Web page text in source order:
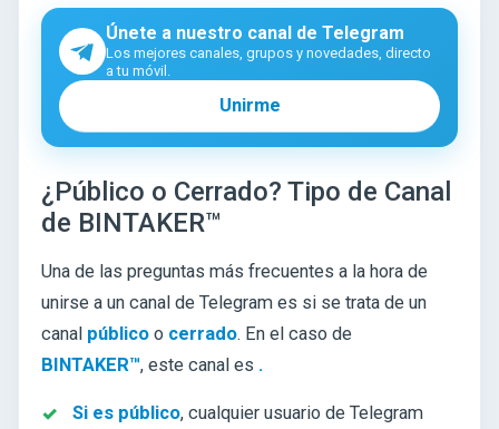
Únete a nuestro canal de Telegram
Los mejores canales, grupos y novedades, directo
a tu móvil.
Unirme
¿Público o Cerrado? Tipo de Canal
de BINTAKER™
Una de las preguntas más frecuentes a la hora de
unirse a un canal de Telegram es si se trata de un
canal público o cerrado. En el caso de
BINTAKER™, este canal es .
Si es público, cualquier usuario de Telegram